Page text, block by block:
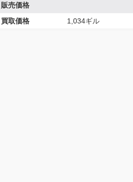
販売価格
買取価格
1,034ギル